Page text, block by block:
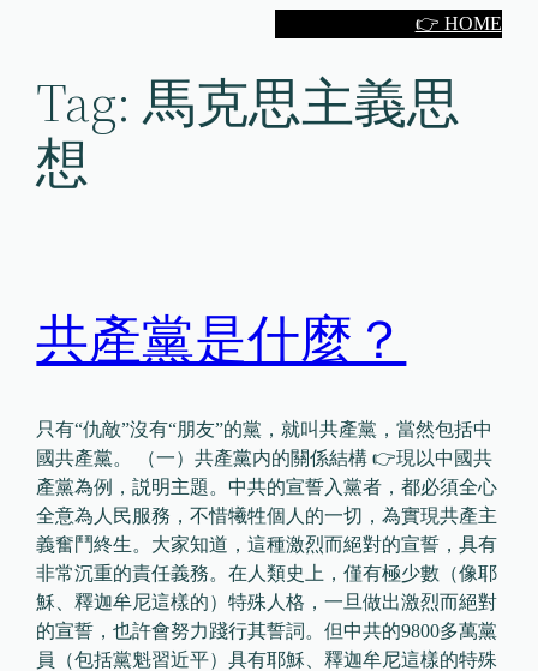
👉 HOME
Tag:馬克思主義思
想
共產黨是什麼？
只有“仇敵”沒有“朋友”的黨，就叫共產黨，當然包括中
國共產黨。 （一）共產黨内的關係結構 👉現以中國共
產黨為例，説明主題。中共的宣誓入黨者，都必須全心
全意為人民服務，不惜犧牲個人的一切，為實現共產主
義奮鬥終生。大家知道，這種激烈而絕對的宣誓，具有
非常沉重的責任義務。在人類史上，僅有極少數（像耶
穌、釋迦牟尼這樣的）特殊人格，一旦做出激烈而絕對
的宣誓，也許會努力踐行其誓詞。但中共的9800多萬黨
員（包括黨魁習近平）具有耶穌、釋迦牟尼這樣的特殊